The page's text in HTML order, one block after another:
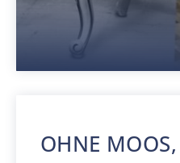
OHNE